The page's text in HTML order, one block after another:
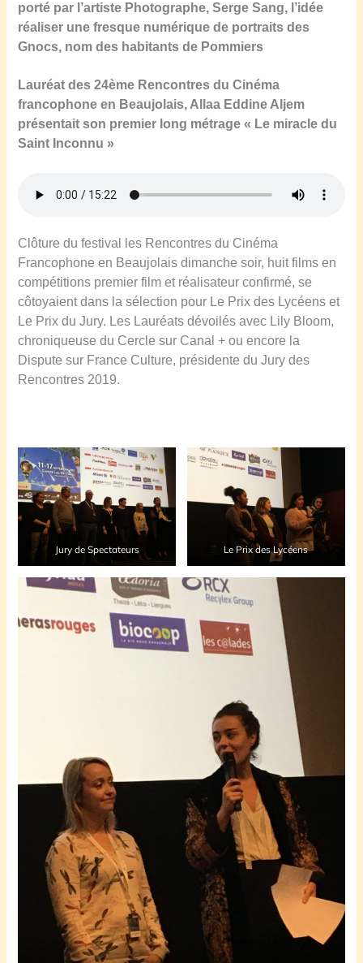
porté par l’artiste Photographe, Serge Sang, l’idée
réaliser une fresque numérique de portraits des
Gnocs, nom des habitants de Pommiers
Lauréat des 24ème Rencontres du Cinéma
francophone en Beaujolais, Allaa Eddine Aljem
présentait son premier long métrage « Le miracle du
Saint Inconnu »
Clôture du festival les Rencontres du Cinéma
Francophone en Beaujolais dimanche soir, huit films en
compétitions premier film et réalisateur confirmé, se
côtoyaient dans la sélection pour Le Prix des Lycéens et
Le Prix du Jury. Les Lauréats dévoilés avec Lily Bloom,
chroniqueuse du Cercle sur Canal + ou encore la
Dispute sur France Culture, présidente du Jury des
Rencontres 2019.
Jury de Spectateurs Le Prix des Lycéens